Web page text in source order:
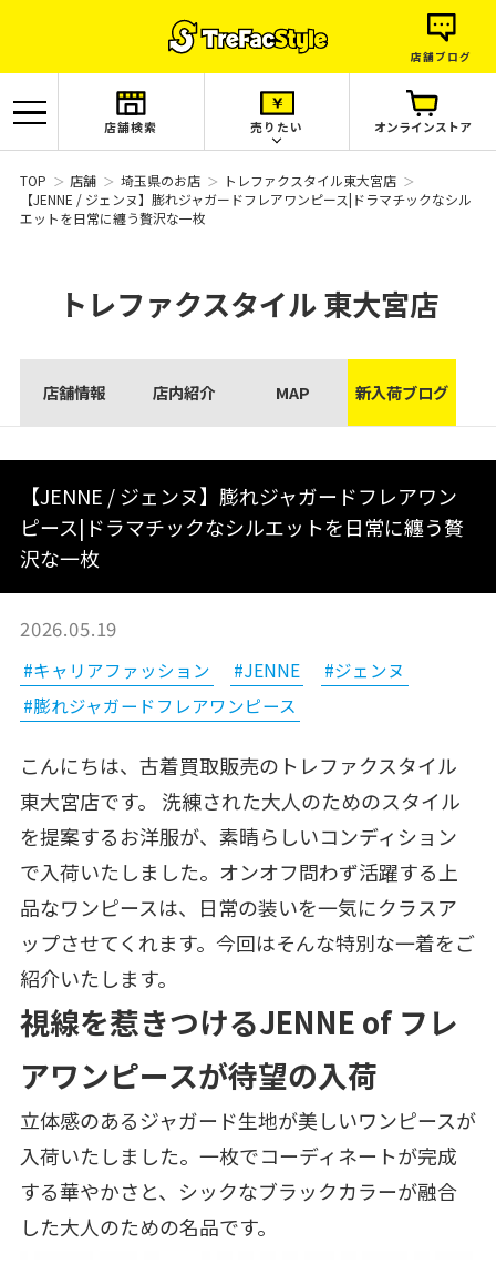
店舗ブログ
店舗検索 売りたい オンラインストア
TOP 店舗 埼玉県のお店
トレファクスタイル東大宮店
【JENNE / ジェンヌ】膨れジャガードフレアワンピース|ドラマチックなシル
エットを日常に纏う贅沢な一枚
トレファクスタイル東大宮店
店舗情報 店内紹介 MAP 新入荷ブログ
【JENNE / ジェンヌ】膨れジャガードフレアワン
ピース|ドラマチックなシルエットを日常に纏う贅
沢な一枚
2026.05.19
#キャリアファッション #JENNE
#ジェンヌ
#膨れジャガードフレアワンピース
こんにちは、古着買取販売のトレファクスタイル
東大宮店です。 洗練された大人のためのスタイル
を提案するお洋服が、素晴らしいコンディション
で入荷いたしました。オンオフ問わず活躍する上
品なワンピースは、日常の装いを一気にクラスア
ップさせてくれます。今回はそんな特別な一着をご
紹介いたします。
視線を惹きつけるJENNE of フレ
アワンピースが待望の入荷
立体感のあるジャガード生地が美しいワンピースが
入荷いたしました。一枚でコーディネートが完成
する華やかさと、シックなブラックカラーが融合
した大人のための名品です。